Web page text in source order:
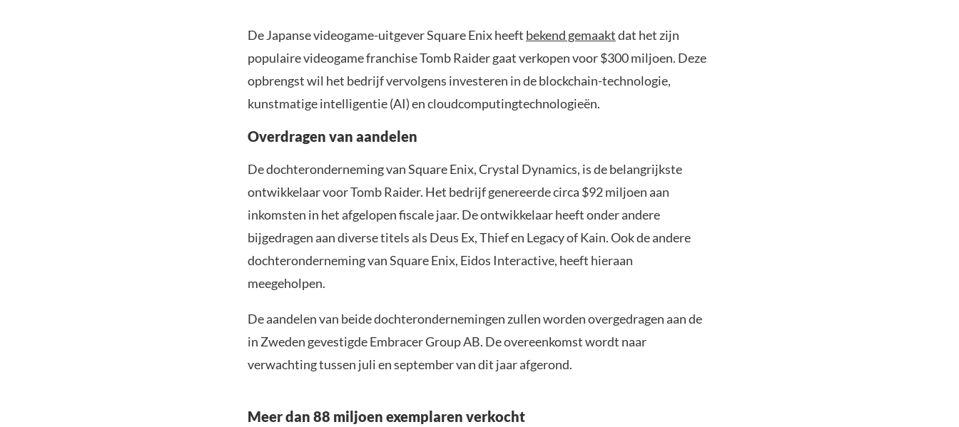
De Japanse videogame-uitgever Square Enix heeft bekend gemaaktdat het zijn
populaire videogame franchise Tomb Raider gaat verkopen voor $300 miljoen. Deze
opbrengst wil het bedrijf vervolgens investeren in de blockchain-technologie,
kunstmatige intelligentie (AI) en cloudcomputingtechnologieën.
Overdragen van aandelen
De dochteronderneming van Square Enix, Crystal Dynamics, is de belangrijkste
ontwikkelaar voor Tomb Raider. Het bedrijf genereerde circa $92 miljoen aan
inkomsten in het afgelopen fiscale jaar. De ontwikkelaar heeft onder andere
bijgedragen aan diverse titels als Deus Ex, Thief en Legacy of Kain. Ook de andere
dochteronderneming van Square Enix, Eidos Interactive, heeft hieraan
meegeholpen.
De aandelen van beide dochterondernemingen zullen worden overgedragen aan de
in Zweden gevestigde Embracer Group AB. De overeenkomst wordt naar
verwachting tussen juli en september van dit jaar afgerond.
Meer dan 88 miljoen exemplaren verkocht